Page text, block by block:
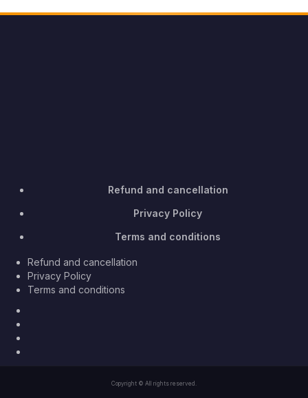
Refund and cancellation
Privacy Policy
Terms and conditions
Refund and cancellation
Privacy Policy
Terms and conditions
Copyright © All rights reserved.